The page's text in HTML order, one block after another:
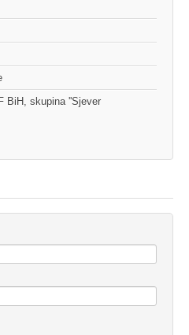
BiH, skupina ''Sjever